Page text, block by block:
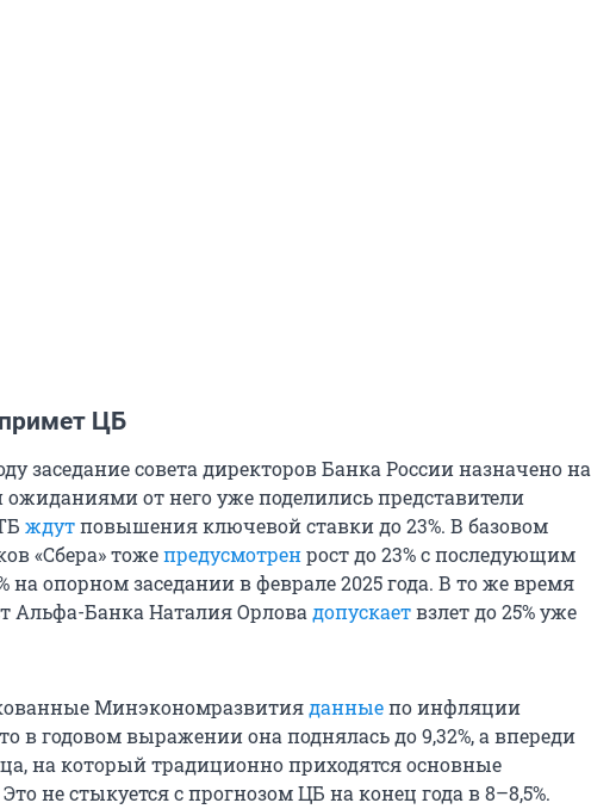
ЦБ
заседание совета директоров Банка России назначено на
ожиданиями от него уже поделились представители
ждутповышения ключевой ставки до 23%. В базовом
«Сбера» тожепредусмотренрост до 23% с последующим
опорном заседании в феврале 2025 года. В то же время
Альфа-Банка Наталия Орлова допускаетвзлет до 25% уже
Минэкономразвитияданныепо инфляции
в годовом выражении она поднялась до 9,32%, а впереди
на который традиционно приходятся основные
не стыкуется с прогнозом ЦБ на конец года в 8–8,5%.